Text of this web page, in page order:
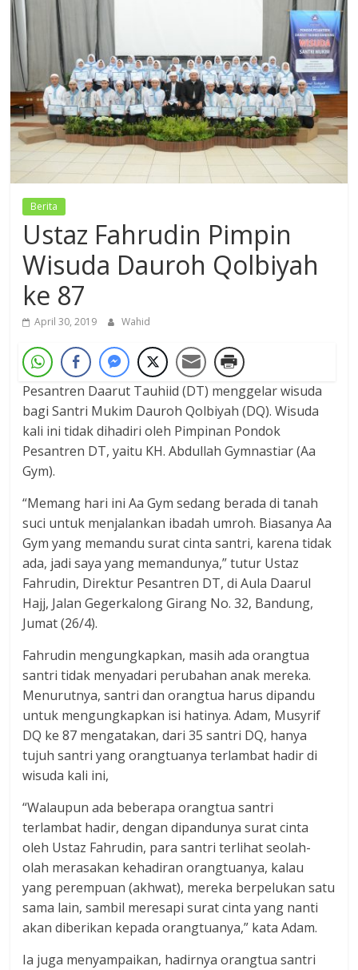
Dzikir,
Fikir,
Ikhtiar
Berita
Ustaz Fahrudin Pimpin
Wisuda Dauroh Qolbiyah
ke 87
April 30, 2019 Wahid
Pesantren Daarut Tauhiid (DT) menggelar wisuda
bagi Santri Mukim Dauroh Qolbiyah (DQ). Wisuda
kali ini tidak dihadiri oleh Pimpinan Pondok
Pesantren DT, yaitu KH. Abdullah Gymnastiar (Aa
Gym).
“Memang hari ini Aa Gym sedang berada di tanah
suci untuk menjalankan ibadah umroh. Biasanya Aa
Gym yang memandu surat cinta santri, karena tidak
ada, jadi saya yang memandunya,” tutur Ustaz
Fahrudin, Direktur Pesantren DT, di Aula Daarul
Hajj, Jalan Gegerkalong Girang No. 32, Bandung,
Jumat (26/4).
Fahrudin mengungkapkan, masih ada orangtua
santri tidak menyadari perubahan anak mereka.
Menurutnya, santri dan orangtua harus dipandu
untuk mengungkapkan isi hatinya. Adam, Musyrif
DQ ke 87 mengatakan, dari 35 santri DQ, hanya
tujuh santri yang orangtuanya terlambat hadir di
wisuda kali ini,
“Walaupun ada beberapa orangtua santri
terlambat hadir, dengan dipandunya surat cinta
oleh Ustaz Fahrudin, para santri terlihat seolah-
olah merasakan kehadiran orangtuanya, kalau
yang perempuan (akhwat), mereka berpelukan satu
sama lain, sambil meresapi surat cinta yang nanti
akan diberikan kepada orangtuanya,” kata Adam.
Ia juga menyampaikan, hadirnya orangtua santri